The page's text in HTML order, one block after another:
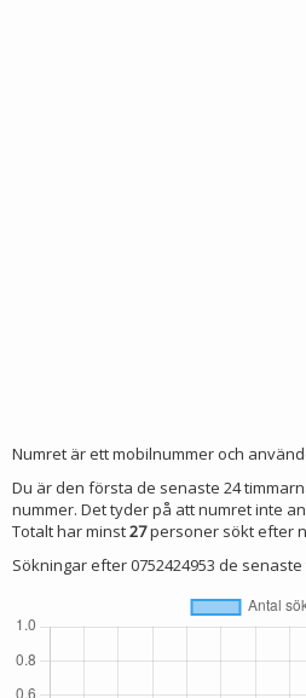
Numret är ett mobilnummer och
Du är den första de senaste 24
nummer. Det tyder på att numret inte
Totalt har minst27personer sökt efter
Sökningar efter 0752424953 de